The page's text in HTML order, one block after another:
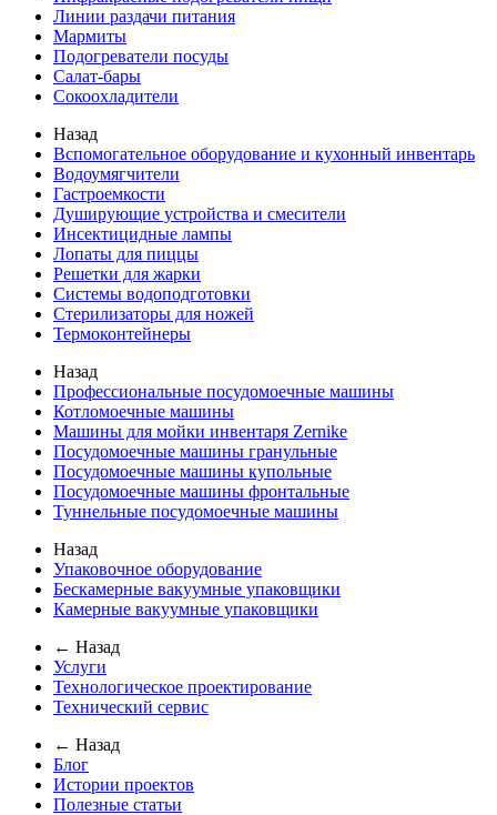
Линии раздачи питания
Мармиты
Подогреватели посуды
Салат-бары
Сокоохладители
Назад
Вспомогательное оборудование и кухонный инвентарь
Водоумягчители
Гастроемкости
Душирующие устройства и смесители
Инсектицидные лампы
Лопаты для пиццы
Решетки для жарки
Системы водоподготовки
Стерилизаторы для ножей
Термоконтейнеры
Назад
Профессиональные посудомоечные машины
Котломоечные машины
Машины для мойки инвентаря Zernike
Посудомоечные машины гранульные
Посудомоечные машины купольные
Посудомоечные машины фронтальные
Туннельные посудомоечные машины
Назад
Упаковочное оборудование
Бескамерные вакуумные упаковщики
Камерные вакуумные упаковщики
← Назад
Услуги
Технологическое проектирование
Технический сервис
← Назад
Блог
Истории проектов
Полезные статьи